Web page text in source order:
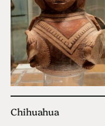
Chihuahua